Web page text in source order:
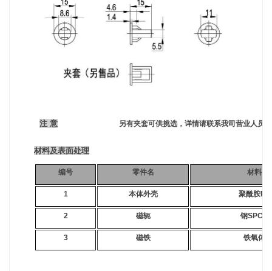
注 意 另有夹套可供挑选，详情请联系我司营业人员
材料及表面处理
编号 零件名 材料
1 本体外壳 聚酰胺PA
2 磁轭 钢SPCC
3 磁铁 铁氧体